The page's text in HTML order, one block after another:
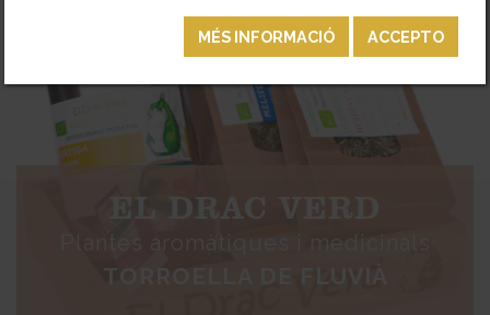
EL DRAC VERD
Plantes aromàtiques i medicinals
TORROELLA DE FLUVIÀ
ACCEPTO
MÉS INFORMACIÓ